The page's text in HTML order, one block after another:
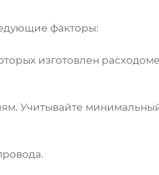
факторы:
изготовлен
Учитывайте